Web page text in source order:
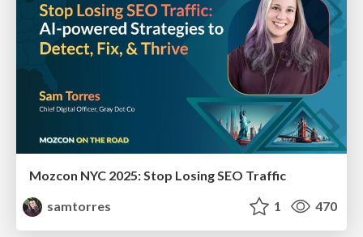
Mozcon NYC 2025: Stop Losing SEO Traffic
samtorres
1 470